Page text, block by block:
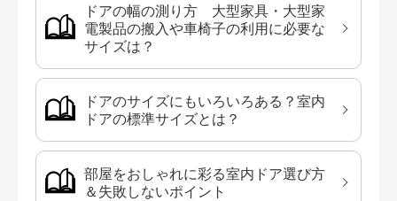
ドアの幅の測り方 大型家具・大型家
電製品の搬入や車椅子の利用に必要な
サイズは？
ドアのサイズにもいろいろある？室内
ドアの標準サイズとは？
部屋をおしゃれに彩る室内ドア選び方
＆失敗しないポイント